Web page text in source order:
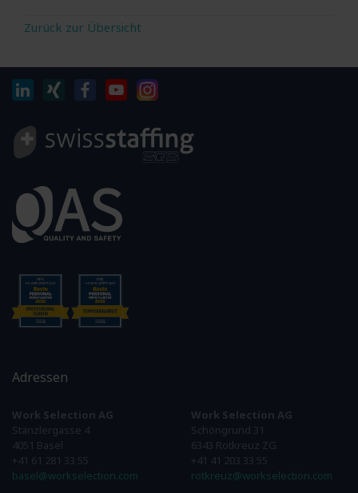
Zurück zur Übersicht
Adressen
Work Selection AG
Stänzlergasse 4
4051 Basel
+41 61 281 33 55
basel@workselection.com
Work Selection AG
Schöngrund 31
6343 Rotkreuz ZG
+41 41 203 33 55
rotkreuz@workselection.com